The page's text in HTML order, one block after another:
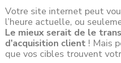
Votre site internet peut
l’heure actuelle, ou
Le mieux serait de le
d’acquisition client ! Mais
que vos cibles trouvent